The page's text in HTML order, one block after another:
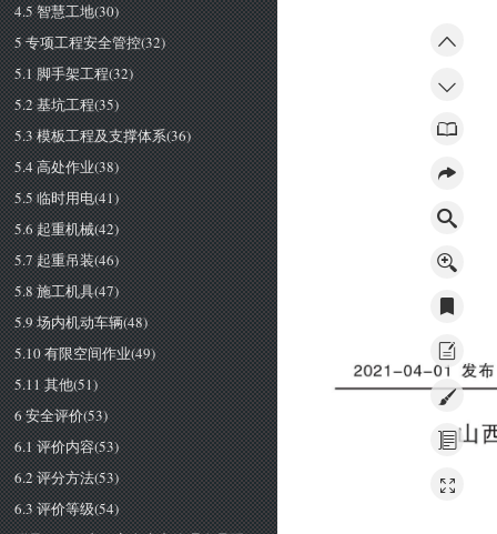
4.5 智慧工地(30)
5 专项工程安全管控(32)
5.1 脚手架工程(32)
5.2 基坑工程(35)
5.3 模板工程及支撑体系(36)
5.4 高处作业(38)
5.5 临时用电(41)
5.6 起重机械(42)
5.7 起重吊装(46)
5.8 施工机具(47)
5.9 场内机动车辆(48)
5.10 有限空间作业(49)
5.11 其他(51)
6 安全评价(53)
6.1 评价内容(53)
6.2 评分方法(53)
6.3 评价等级(54)
２０２１一０４一０１ 发布
山